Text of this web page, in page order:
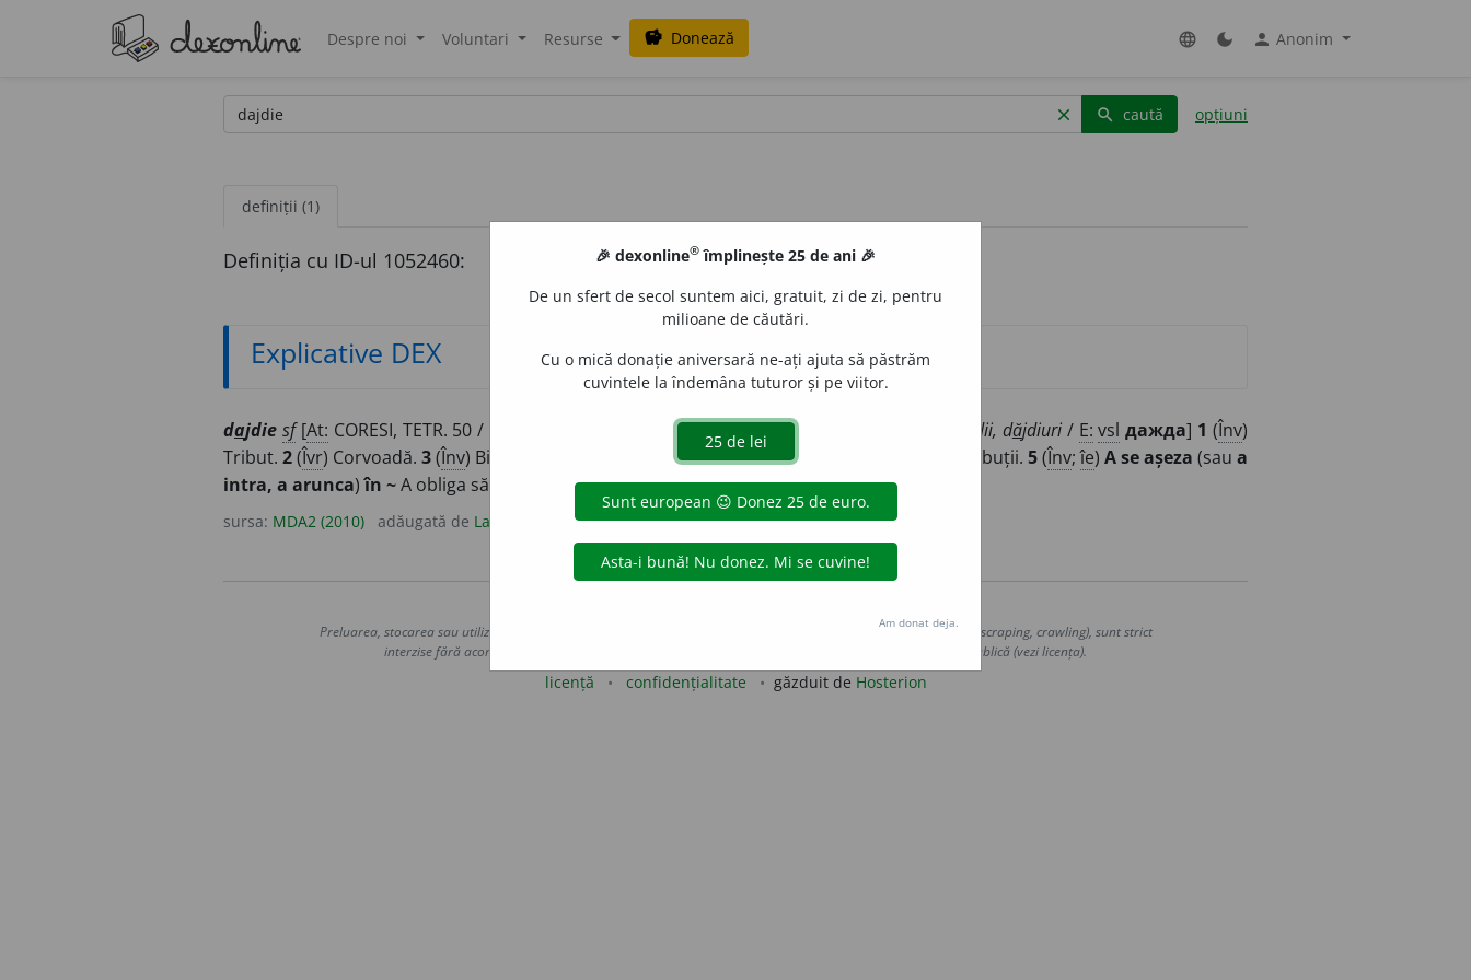
Despre noi Voluntari Resurse savings Donează language dark_mode person Anonim
clear search caută opțiuni
definiții (1)
Definiția cu ID-ul 1052460:
Explicative DEX
dajdie sf[At: CORESI, TETR. 50 / ),dașde, dăj~, de jdii, dăjdiuri/ E: vsl дажда] 1 (Înv)
Tribut.2(Îvr) Corvoadă.3(Înv) Bir. A-l ajunge ~diaA-i reveni cuiva plata unei contribuții. 5(Înv;îe) A se așeza (saua
intra, a arunca)în ~A obliga să plătească impozit.
sursa: MDA2 (2010) adăugată de LauraGellner acțiuni
Preluarea, stocarea sau utilizarea datelor de pe acest site, inclusiv prin orice metode de extragere automată (web scraping, crawling), sunt strict
interzise fără acordul nostru prealabil scris, cu excepția seturilor de date oferite oficial spre utilizare publică (vezi licența).
licență confidențialitate găzduit de Hosterion
🎉 dexonline® împlinește 25 de ani 🎉
De un sfert de secol suntem aici, gratuit, zi de zi, pentru
milioane de căutări.
Cu o mică donație aniversară ne-ați ajuta să păstrăm
cuvintele la îndemâna tuturor și pe viitor.
Am donat deja.